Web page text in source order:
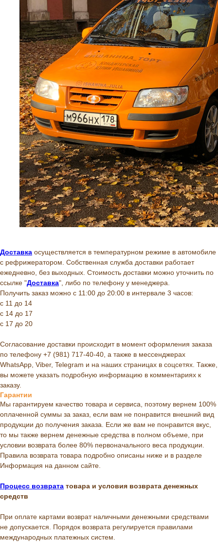
Доставка осуществляется в температурном режиме в автомобиле
с рефрижератором. Собственная служба доставки работает
ежедневно, без выходных. Стоимость доставки можно уточнить по
ссылке "Доставка", либо по телефону у менеджера.
Получить заказ можно с 11:00 до 20:00 в интервале 3 часов:
с 11 до 14
с 14 до 17
с 17 до 20
Согласование доставки происходит в момент оформления заказа
по телефону +7 (981) 717-40-40, а также в мессенджерах
WhatsApp, Viber, Telegram и на наших страницах в соцсетях. Также,
вы можете указать подробную информацию в комментариях к
заказу.
Гарантии
Мы гарантируем качество товара и сервиса, поэтому вернем 100%
оплаченной суммы за заказ, если вам не понравится внешний вид
продукции до получения заказа. Если же вам не понравится вкус,
то мы также вернем денежные средства в полном объеме, при
условии возврата более 80% первоначального веса продукции.
Правила возврата товара подробно описаны ниже и в разделе
Информация на данном сайте.
Процесс возврата товара и условия возврата денежных
средств
При оплате картами возврат наличными денежными средствами
не допускается. Порядок возврата регулируется правилами
международных платежных систем.